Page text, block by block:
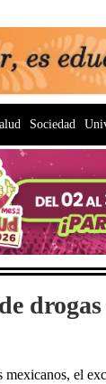
Sociedad
el